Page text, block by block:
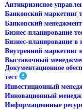
Антикризисное
Банковский маркетинг
Банковский менеджмент
Бизнес-планирование
Бизнес-планирование в
Внутренний маркетинг
Выставочный
Документационное
тест
Инвестиционный
Инновационный
Информационные